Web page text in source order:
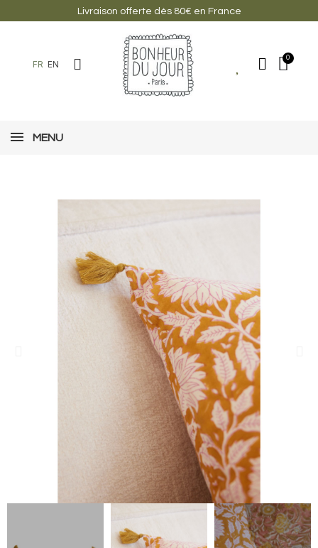
Livraison offerte dès 80€ en France
FR EN
MENU